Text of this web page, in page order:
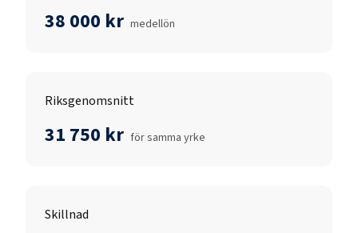
38 000 kr medellön
Riksgenomsnitt
31 750 kr för samma yrke
Skillnad